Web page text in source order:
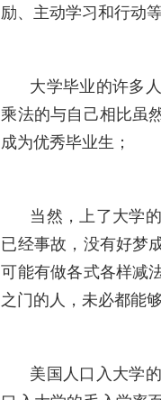
励、主动学习和行动
大学毕业的许多
乘法的与自己相比虽
成为优秀毕业生；
当然，上了大学
已经事故，没有好梦
可能有做各式各样减
之门的人，未必都能
美国人口入大学